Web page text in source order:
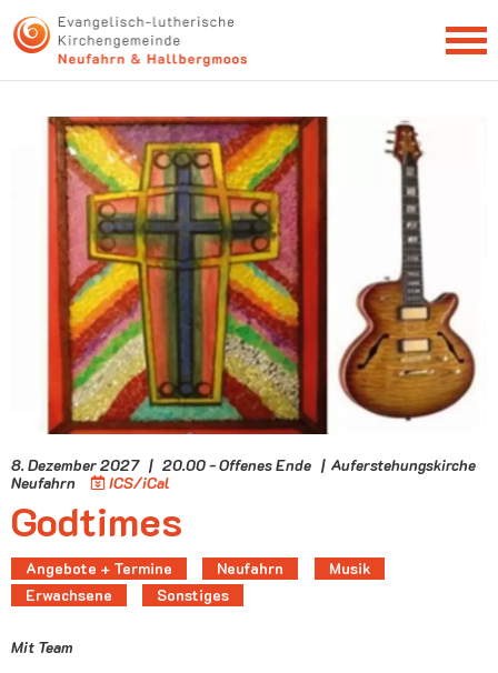
NEWSLETTER
8. Dezember 2027 | 20.00 - Offenes Ende | Auferstehungskirche
Neufahrn
ICS/iCal
Godtimes
Angebote + Termine Neufahrn
Musik
Erwachsene
Sonstiges
Mit Team